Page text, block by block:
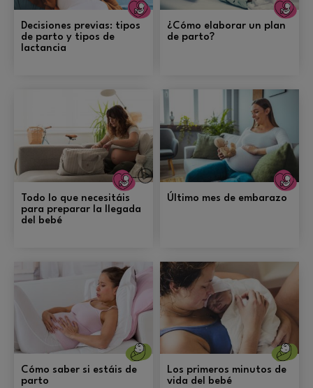
Embarazo
Decisiones previas: tipos
de parto y tipos de
lactancia
¿Cómo elaborar un plan
de parto?
Embarazo
Todo lo que necesitáis
para preparar la llegada
del bebé
Último mes de embarazo
Nacimiento
Cómo saber si estáis de
parto
Los primeros minutos de
vida del bebé